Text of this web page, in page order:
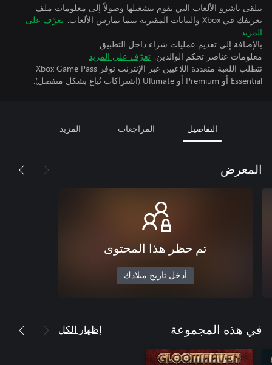
يتلقى ناشرو الألعاب التي تقوم بتشغيلها وصولاً إلى معلومات ملف
تعريفك في Xbox والبيانات المقترنة بينما تمارس الألعاب.
تعرّف على
المزيد
بالإضافة إلى تقديم عمليات شراء داخل التطبيق
معلومات عناصر تحكم الوالدين. تعرّف على المزيد
تتطلب اللعبة متعددة اللاعبين عبر الإنترنت توفر Xbox Game Pass
Essential أو Premium أو Ultimate (اشتراكات تُباع بشكل منفصل).
التفاصيل المراجعات المزيد
المعرض
تم حظر هذا المحتوى
أدخل تاريخ ميلادك
في هذه المجموعة إظهار الكل